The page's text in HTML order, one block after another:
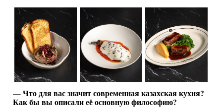
—Что для вас значит современная казахская кухня?
Как бы вы описали её основную философию?